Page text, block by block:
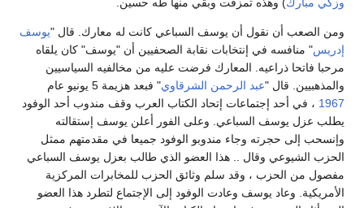
وزكي مبارك) وهذه تمزقت وبقي منها طه حسين.
ومن الصعب أن نقول أن يوسف السباعي كانت له معارك. قال "يوسف
إدريس" منافسه في إنتخابات نقابة الصحفيين أن "يوسف" كان يلقاه
مرحبا فاتحا ذراعيه. المعارك فرضت عليه من مخالفيه السياسيين
والمذهبيين. قال "عبد الرحمن الشرقاوي" فبعد هزيمة 5 يونيو عام
1967 ، في أحد إجتماعات إتحاد الكتاب العرب وقف مندوب أحد الوفود
يطلب عزل يوسف السباعي. وعلى الفور أعلن يوسف إستقالته
وإنسحب إلى حجرته وجاء مندوبو الوفود جميعا في مقدمتهم ممثل
الحزب الشيوعي وقال .. هذا العضو الذي طالب بعزل يوسف السباعي
مفصول من الحزب ، وقد سلم وثائق الحزب للمخابرات المركزية
الأمريكية. وعاد يوسف وعادت الوفود إلى الإجتماع لتطرد هذا العضو